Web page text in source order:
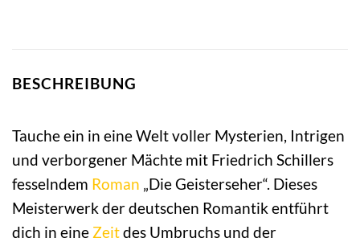
BESCHREIBUNG
Tauche ein in eine Welt voller Mysterien, Intrigen
und verborgener Mächte mit Friedrich Schillers
fesselndem Roman „Die Geisterseher“. Dieses
Meisterwerk der deutschen Romantik entführt
dich in eine Zeitdes Umbruchs und der